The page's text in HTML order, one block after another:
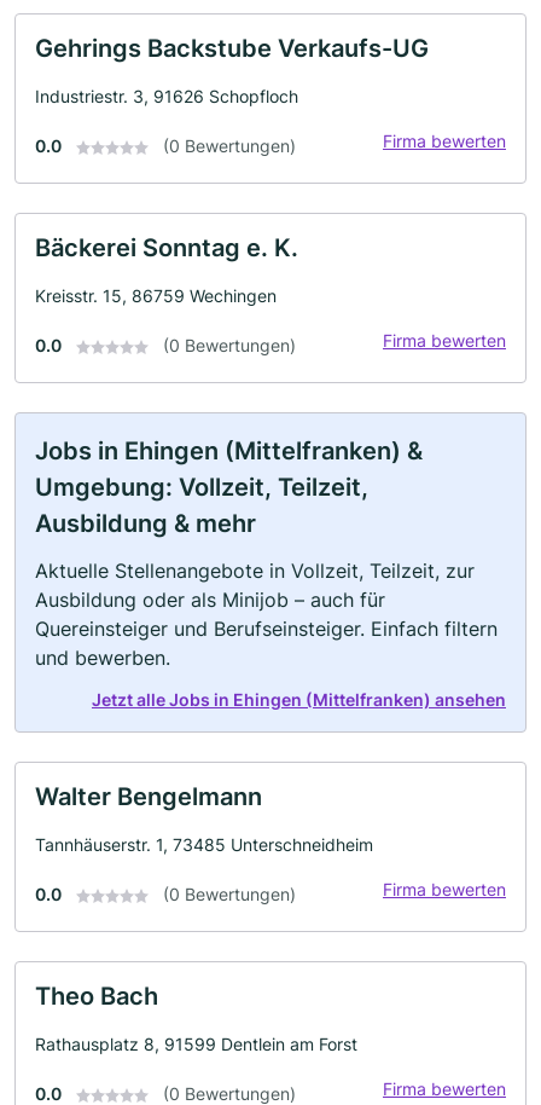
Gehrings Backstube Verkaufs-UG
Industriestr. 3, 91626 Schopfloch
0.0 (0 Bewertungen) Firma bewerten
Bäckerei Sonntag e. K.
Kreisstr. 15, 86759 Wechingen
0.0 (0 Bewertungen) Firma bewerten
Jobs in Ehingen (Mittelfranken) &
Umgebung: Vollzeit, Teilzeit,
Ausbildung & mehr
Aktuelle Stellenangebote in Vollzeit, Teilzeit, zur
Ausbildung oder als Minijob – auch für
Quereinsteiger und Berufseinsteiger. Einfach filtern
und bewerben.
Jetzt alle Jobs in Ehingen (Mittelfranken) ansehen
Walter Bengelmann
Tannhäuserstr. 1, 73485 Unterschneidheim
0.0 (0 Bewertungen) Firma bewerten
Theo Bach
Rathausplatz 8, 91599 Dentlein am Forst
0.0 (0 Bewertungen) Firma bewerten